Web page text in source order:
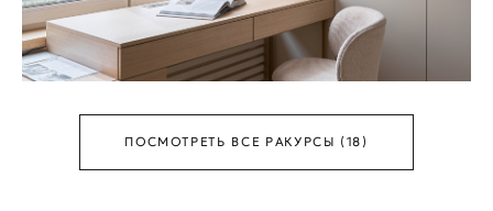
ПОСМОТРЕТЬ ВСЕ РАКУРСЫ (18)